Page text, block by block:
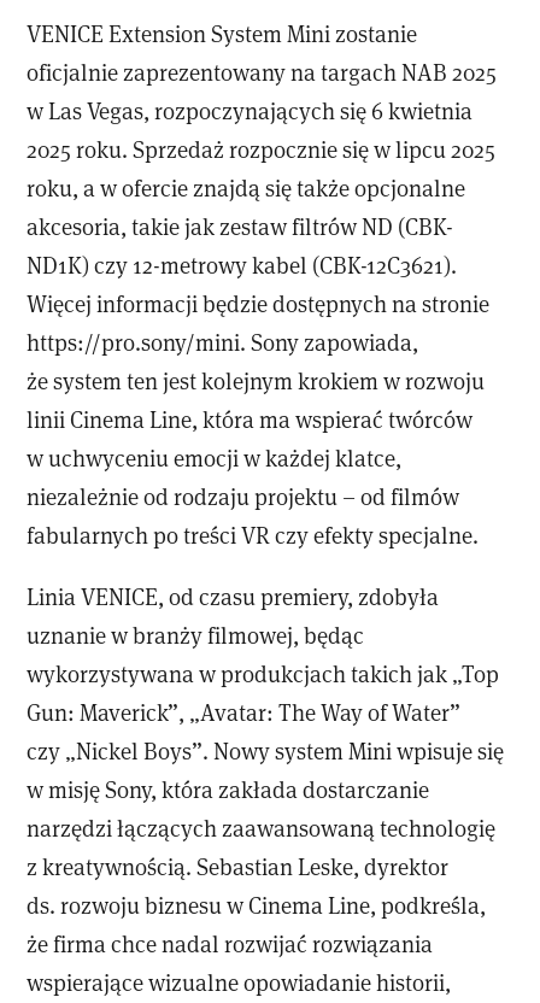
VENICE Extension System Mini zostanie
oficjalnie zaprezentowany na targach NAB 2025
w Las Vegas, rozpoczynających się 6 kwietnia
2025 roku. Sprzedaż rozpocznie się w lipcu 2025
roku, a w ofercie znajdą się także opcjonalne
akcesoria, takie jak zestaw filtrów ND (CBK-
ND1K) czy 12-metrowy kabel (CBK-12C3621).
Więcej informacji będzie dostępnych na stronie
https://pro.sony/mini. Sony zapowiada,
że system ten jest kolejnym krokiem w rozwoju
linii Cinema Line, która ma wspierać twórców
w uchwyceniu emocji w każdej klatce,
niezależnie od rodzaju projektu – od filmów
fabularnych po treści VR czy efekty specjalne.
Linia VENICE, od czasu premiery, zdobyła
uznanie w branży filmowej, będąc
wykorzystywana w produkcjach takich jak „Top
Gun: Maverick”, „Avatar: The Way of Water”
czy „Nickel Boys”. Nowy system Mini wpisuje się
w misję Sony, która zakłada dostarczanie
narzędzi łączących zaawansowaną technologię
z kreatywnością. Sebastian Leske, dyrektor
ds. rozwoju biznesu w Cinema Line, podkreśla,
że firma chce nadal rozwijać rozwiązania
wspierające wizualne opowiadanie historii,